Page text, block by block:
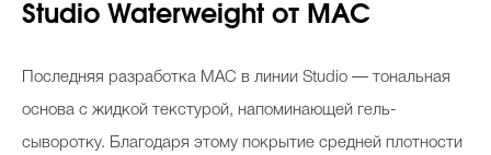
Studio Waterweight от MAC
Последняя разработка MAC в линии Studio — тональная
основа с жидкой текстурой, напоминающей гель-
сыворотку. Благодаря этому покрытие средней плотности